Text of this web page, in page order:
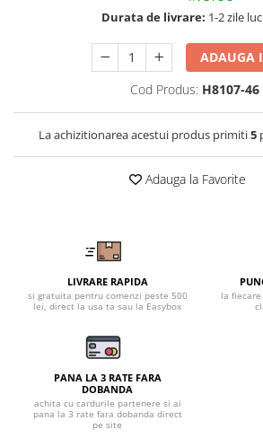
Impermeabila
Combinezoane de lucru
Costume de ploaie impermeabile
Jachete / Bluze salopeta
Pantaloni impermeabili
Pantaloni de lucru
Sorturi impermeabile
Pentru sudura
Jachete pentru sudura
Pantaloni de protectie
Durata de livrare: 1-2 zile
ADAUGA
Cod Produs: H8107-46
La achizitionarea acestui produs primiti5
Adauga la Favorite
LIVRARE RAPIDA
si gratuita pentru comenzi peste 500
lei, direct la usa ta sau la Easybox
la
PANA LA 3 RATE FARA
DOBANDA
achita cu cardurile partenere si ai
pana la 3 rate fara dobanda direct
pe site